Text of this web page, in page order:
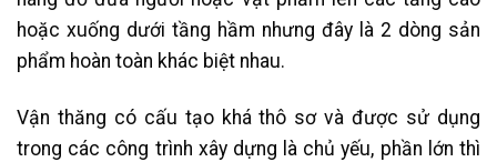
hoặc xuống dưới tầng hầm nhưng đây là 2 dòng sản
phẩm hoàn toàn khác biệt nhau.
Vận thăng có cấu tạo khá thô sơ và được sử dụng
trong các công trình xây dựng là chủ yếu, phần lớn thì